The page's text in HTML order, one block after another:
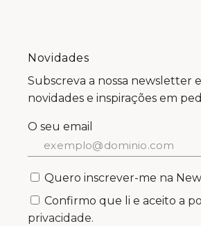
Novidades
Subscreva a nossa newsletter
novidades e inspirações em
O seu email
Quero inscrever-me na
Confirmo que li e aceito a
privacidade.